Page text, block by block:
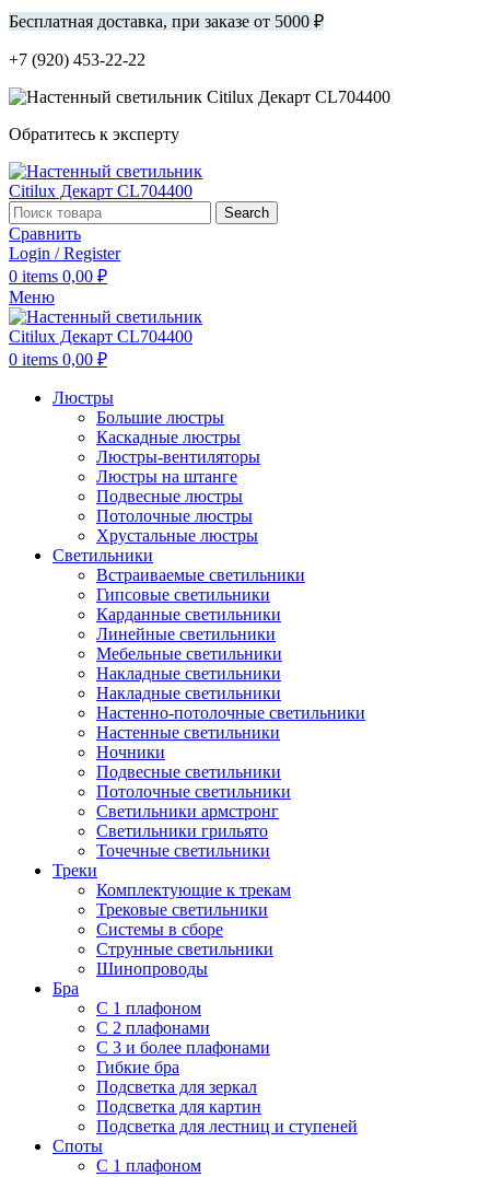
Бесплатная доставка, при заказе от 5000 ₽
+7 (920) 453-22-22
Обратитесь к эксперту
Search
Сравнить
Login / Register
0 items 0,00 ₽
Меню
0 items 0,00 ₽
Люстры
Большие люстры
Каскадные люстры
Люстры-вентиляторы
Люстры на штанге
Подвесные люстры
Потолочные люстры
Хрустальные люстры
Светильники
Встраиваемые светильники
Гипсовые светильники
Карданные светильники
Линейные светильники
Мебельные светильники
Накладные светильники
Накладные светильники
Настенно-потолочные светильники
Настенные светильники
Ночники
Подвесные светильники
Потолочные светильники
Светильники армстронг
Светильники грильято
Точечные светильники
Треки
Комплектующие к трекам
Трековые светильники
Системы в сборе
Струнные светильники
Шинопроводы
Бра
С 1 плафоном
С 2 плафонами
С 3 и более плафонами
Гибкие бра
Подсветка для зеркал
Подсветка для картин
Подсветка для лестниц и ступеней
Споты
С 1 плафоном